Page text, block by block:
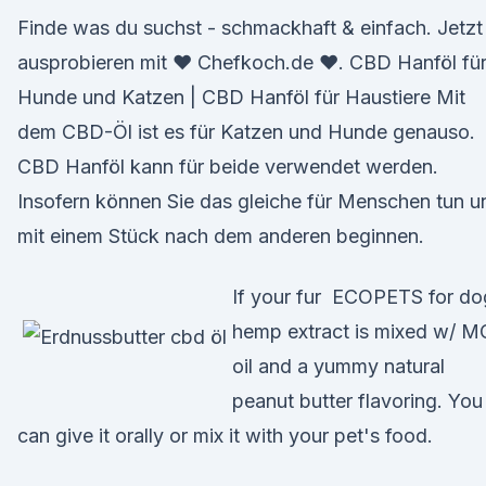
Finde was du suchst - schmackhaft & einfach. Jetzt
ausprobieren mit ♥ Chefkoch.de ♥. CBD Hanföl für
Hunde und Katzen | CBD Hanföl für Haustiere Mit
dem CBD-Öl ist es für Katzen und Hunde genauso.
CBD Hanföl kann für beide verwendet werden.
Insofern können Sie das gleiche für Menschen tun
mit einem Stück nach dem anderen beginnen.
If your fur ECOPETS for
hemp extract is mixed w/
oil and a yummy natural
peanut butter flavoring. You
can give it orally or mix it with your pet's food.